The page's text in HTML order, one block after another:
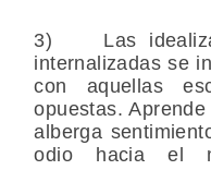
3) Las
internalizadas se
con aquellas
opuestas.
alberga
odio hacia el